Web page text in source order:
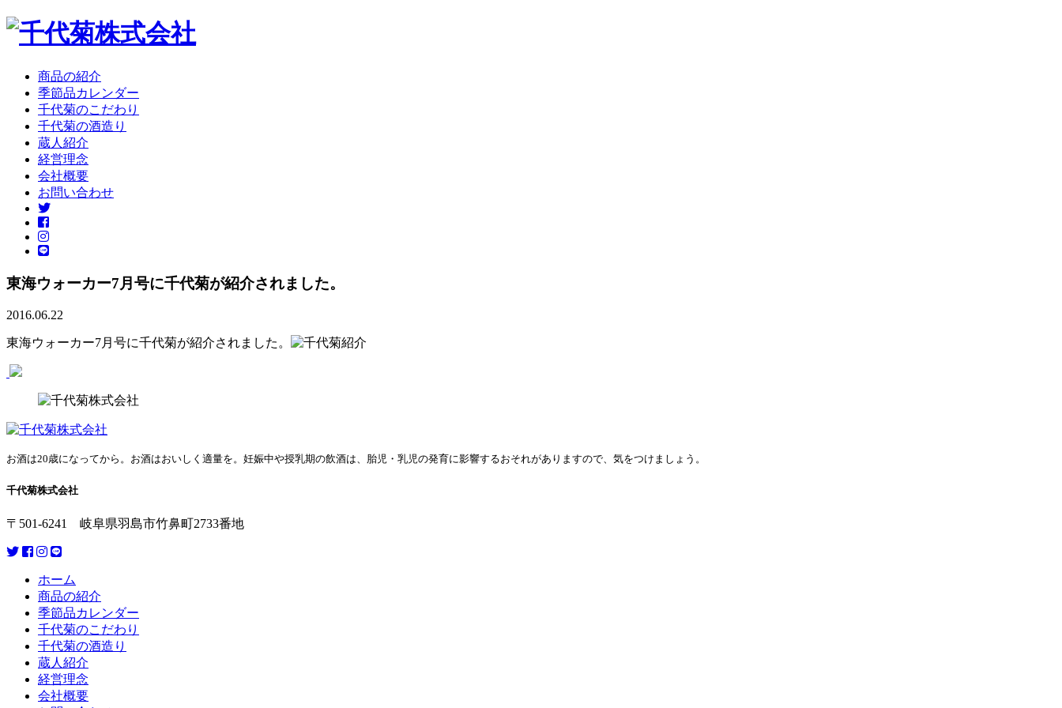
商品の紹介
季節品カレンダー
千代菊のこだわり
千代菊の酒造り
蔵人紹介
経営理念
会社概要
お問い合わせ
東海ウォーカー7月号に千代菊が紹介されました。
2016.06.22
東海ウォーカー7月号に千代菊が紹介されました。
お酒は20歳になってから。お酒はおいしく適量を。妊娠中や授乳期の飲酒は、胎児・乳児の発育に影響するおそれがありますので、気をつけましょう。
千代菊株式会社
〒501-6241 岐阜県羽島市竹鼻町2733番地
ホーム
商品の紹介
季節品カレンダー
千代菊のこだわり
千代菊の酒造り
蔵人紹介
経営理念
会社概要